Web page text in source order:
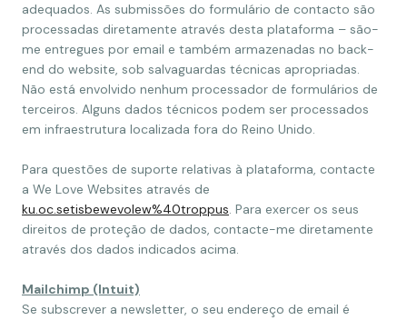
adequados. As submissões do formulário de contacto são
processadas diretamente através desta plataforma – são-
me entregues por email e também armazenadas no back-
end do website, sob salvaguardas técnicas apropriadas.
Não está envolvido nenhum processador de formulários de
terceiros. Alguns dados técnicos podem ser processados
em infraestrutura localizada fora do Reino Unido.
Para questões de suporte relativas à plataforma, contacte
a We Love Websites através de
ku.oc.setisbewevolew%40troppus. Para exercer os seus
direitos de proteção de dados, contacte-me diretamente
através dos dados indicados acima.
Mailchimp (Intuit)
Se subscrever a newsletter, o seu endereço de email é